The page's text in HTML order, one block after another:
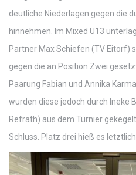
deutliche Niederlagen gegen die
hinnehmen. Im Mixed U13
Partner Max Schiefen (TV Eitorf)
gegen die an Position Zwei
Paarung Fabian und Annika
wurden diese jedoch durch Ineke
Refrath) aus dem Turnier
Schluss. Platz drei hieß es